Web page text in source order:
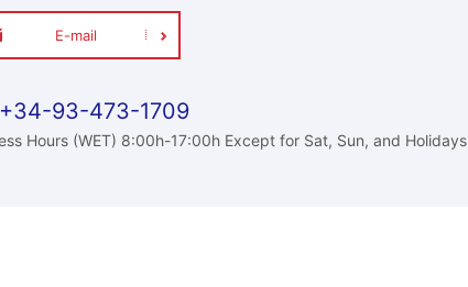
E-mail
+34-93-473-1709
Hours (WET) 8:00h-17:00h Except for Sat, Sun, and Holidays